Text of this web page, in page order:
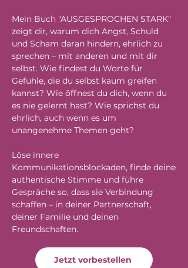
Mein Buch "AUSGESPROCHEN STARK"
zeigt dir, warum dich Angst, Schuld
und Scham daran hindern, ehrlich zu
sprechen – mit anderen und mit dir
selbst. Wie findest du Worte für
Gefühle, die du selbst kaum greifen
kannst? Wie öffnest du dich, wenn du
es nie gelernt hast? Wie sprichst du
ehrlich, auch wenn es um
unangenehme Themen geht?
Löse innere
Kommunikationsblockaden, finde deine
authentische Stimme und führe
Gespräche so, dass sie Verbindung
schaffen – in deiner Partnerschaft,
deiner Familie und deinen
Freundschaften.
Jetzt vorbestellen